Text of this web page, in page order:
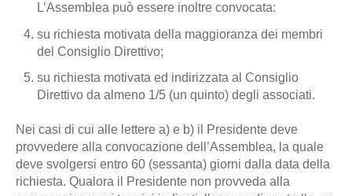
L’Assemblea può essere inoltre convocata:
su richiesta motivata della maggioranza dei membri
del Consiglio Direttivo;
su richiesta motivata ed indirizzata al Consiglio
Direttivo da almeno 1/5 (un quinto) degli associati.
Nei casi di cui alle lettere a) e b) il Presidente deve
provvedere alla convocazione dell’Assemblea, la quale
deve svolgersi entro 60 (sessanta) giorni dalla data della
richiesta. Qualora il Presidente non provveda alla